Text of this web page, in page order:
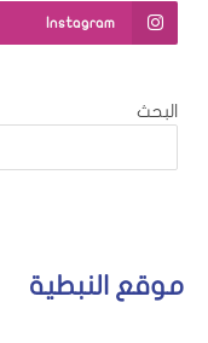
Instagram
البحث
موقع النبطية